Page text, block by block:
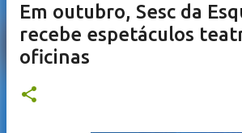
Em outubro, Sesc da
recebe espetáculos
oficinas